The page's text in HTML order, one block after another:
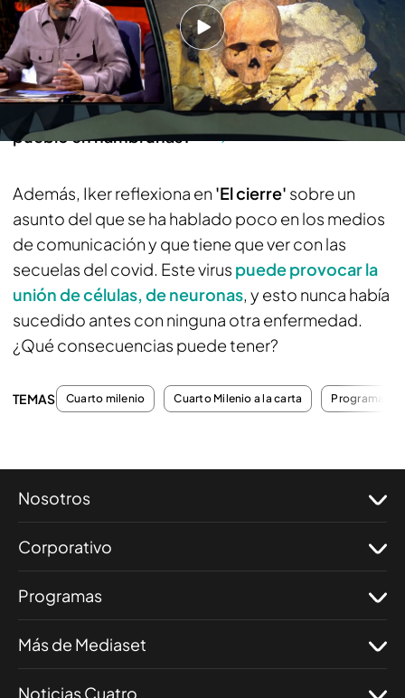
este conocido periodista español la consumió
sin saberlo
La aparición de la Virgen en Knock, en
entredicho: ¿Fue un fraude para relanzar a este
pueblo en hambrunas?
Además, Iker reflexiona en 'El cierre' sobre un
asunto del que se ha hablado poco en los medios
de comunicación y que tiene que ver con las
secuelas del covid. Este virus puede provocar la
unión de células, de neuronas, y esto nunca había
sucedido antes con ninguna otra enfermedad.
¿Qué consecuencias puede tener?
TEMAS Cuarto milenio Cuarto Milenio a la carta Programas
Nosotros
Corporativo
Programas
Más de Mediaset
Noticias Cuatro